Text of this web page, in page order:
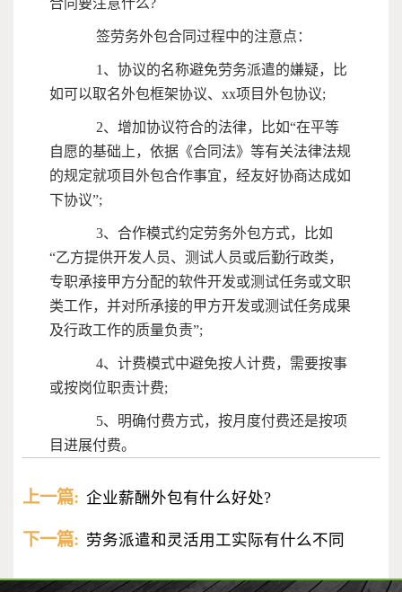
合同要注意什么?
签劳务外包合同过程中的注意点：
1、协议的名称避免劳务派遣的嫌疑，比
如可以取名外包框架协议、xx项目外包协议;
2、增加协议符合的法律，比如“在平等
自愿的基础上，依据《合同法》等有关法律法规
的规定就项目外包合作事宜，经友好协商达成如
下协议”;
3、合作模式约定劳务外包方式，比如
“乙方提供开发人员、测试人员或后勤行政类，
专职承接甲方分配的软件开发或测试任务或文职
类工作，并对所承接的甲方开发或测试任务成果
及行政工作的质量负责”;
4、计费模式中避免按人计费，需要按事
或按岗位职责计费;
5、明确付费方式，按月度付费还是按项
目进展付费。
上一篇: 企业薪酬外包有什么好处?
下一篇: 劳务派遣和灵活用工实际有什么不同